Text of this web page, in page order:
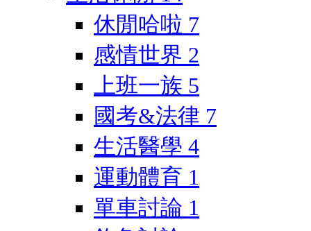
休閒哈啦 7
感情世界 2
上班一族 5
國考&法律 7
生活醫學 4
運動體育 1
單車討論 1